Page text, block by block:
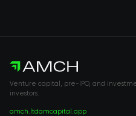
Venture capital, pre-IPO, and
investors.
amch.ltdamcapital.app